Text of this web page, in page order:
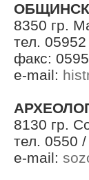
8350 гр.
тел.
факс:
e-mail:
8130 гр.
тел. 0550
e-mail: